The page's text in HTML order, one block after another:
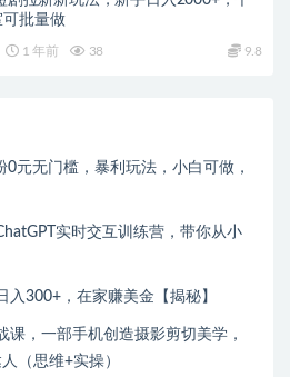
可批量做
1 年前 38 9.8
元无门槛，暴利玩法，小白可做，
实时交互训练营，带你从小
入300+，在家赚美金【揭秘】
课，一部手机创造摄影剪切美学，
（思维+实操）